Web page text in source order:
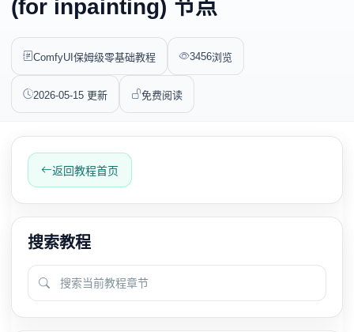
(for inpainting) 节点
ComfyUI保姆级零基础教程 3456浏览
2026-05-15 更新 免费阅读
返回教程首页
搜索教程